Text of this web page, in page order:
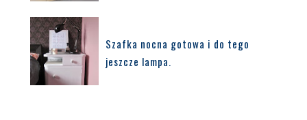
Szafka nocna gotowa i do tego
jeszcze lampa.